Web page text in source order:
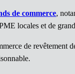
de commerce,
locales et de
de